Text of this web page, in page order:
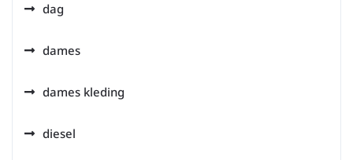
dag
dames
dames kleding
diesel